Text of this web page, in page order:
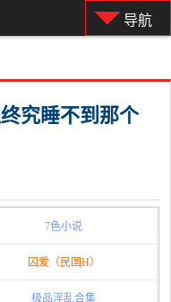
导航
究睡不到那个
7色小说
囚爱（民国H）
极品淫乱合集